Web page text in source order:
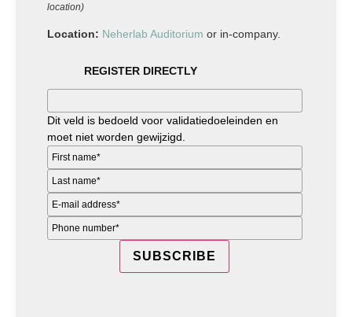
location)
Location: Neherlab Auditorium or in-company.
REGISTER DIRECTLY
Dit veld is bedoeld voor validatiedoeleinden en
moet niet worden gewijzigd.
SUBSCRIBE